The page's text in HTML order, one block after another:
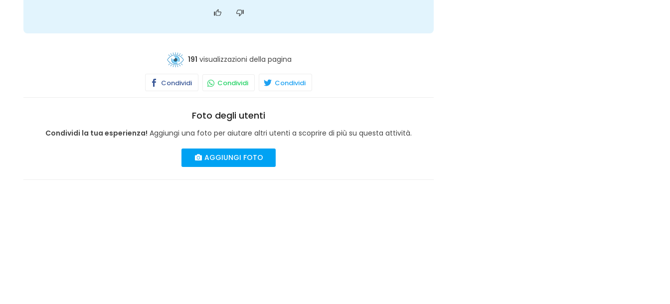
191 visualizzazioni della pagina
Condividi Condividi Condividi
Foto degli utenti
Condividi la tua esperienza! Aggiungi una foto per aiutare altri utenti a scoprire di più su questa attività.
AGGIUNGI FOTO